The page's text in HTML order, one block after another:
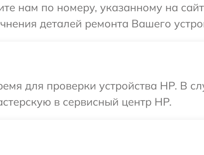
нам по номеру, указанному на
деталей ремонта Вашего
для проверки устройства HP. В
в сервисный центр HP.